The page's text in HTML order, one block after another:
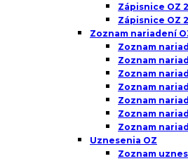
Zápisnice OZ
Zápisnice OZ
Zoznam nariadení
Zoznam
Zoznam
Zoznam
Zoznam
Zoznam
Zoznam
Zoznam
Uznesenia OZ
Zoznam